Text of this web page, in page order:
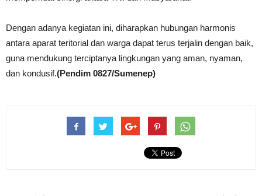
Dengan adanya kegiatan ini, diharapkan hubungan harmonis
antara aparat teritorial dan warga dapat terus terjalin dengan baik,
guna mendukung terciptanya lingkungan yang aman, nyaman,
dan kondusif.(Pendim 0827/Sumenep)